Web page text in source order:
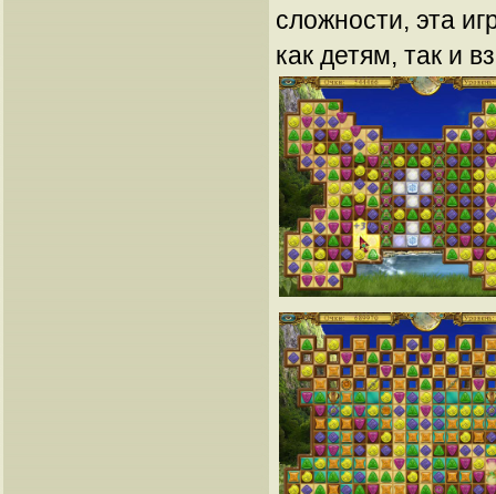
сложности, эта
как детям, так и